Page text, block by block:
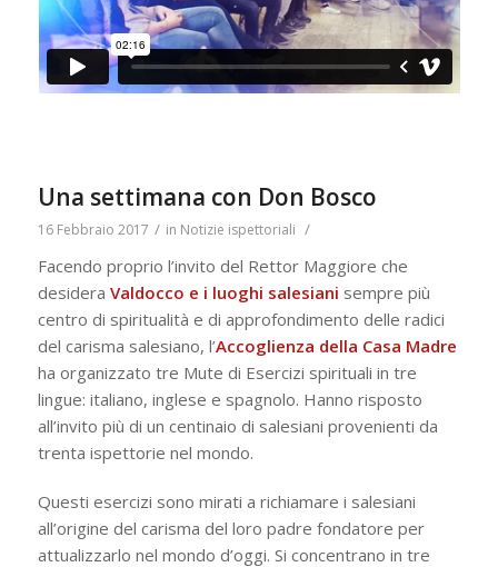
Una settimana con Don Bosco
16 Febbraio 2017 / in Notizie ispettoriali /
Facendo proprio l’invito del Rettor Maggiore che
desidera Valdocco e i luoghi salesiani sempre più
centro di spiritualità e di approfondimento delle radici
del carisma salesiano, l’Accoglienza della Casa Madre
ha organizzato tre Mute di Esercizi spirituali in tre
lingue: italiano, inglese e spagnolo. Hanno risposto
all’invito più di un centinaio di salesiani provenienti da
trenta ispettorie nel mondo.
Questi esercizi sono mirati a richiamare i salesiani
all’origine del carisma del loro padre fondatore per
attualizzarlo nel mondo d’oggi. Si concentrano in tre